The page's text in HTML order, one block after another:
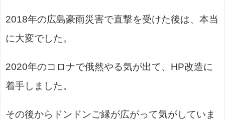
2018年の広島豪雨災害で直撃を受けた後は、本当
に大変でした。
2020年のコロナで俄然やる気が出て、HP改造に
着手しました。
その後からドンドンご縁が広がって気がしていま